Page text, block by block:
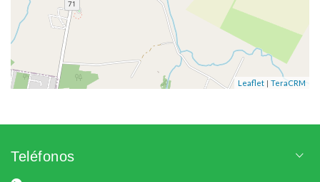
Leaflet | TeraCRM
Teléfonos